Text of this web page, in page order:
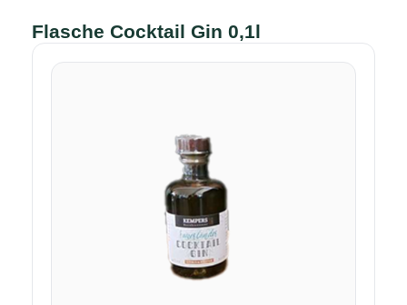
Flasche Cocktail Gin 0,1l